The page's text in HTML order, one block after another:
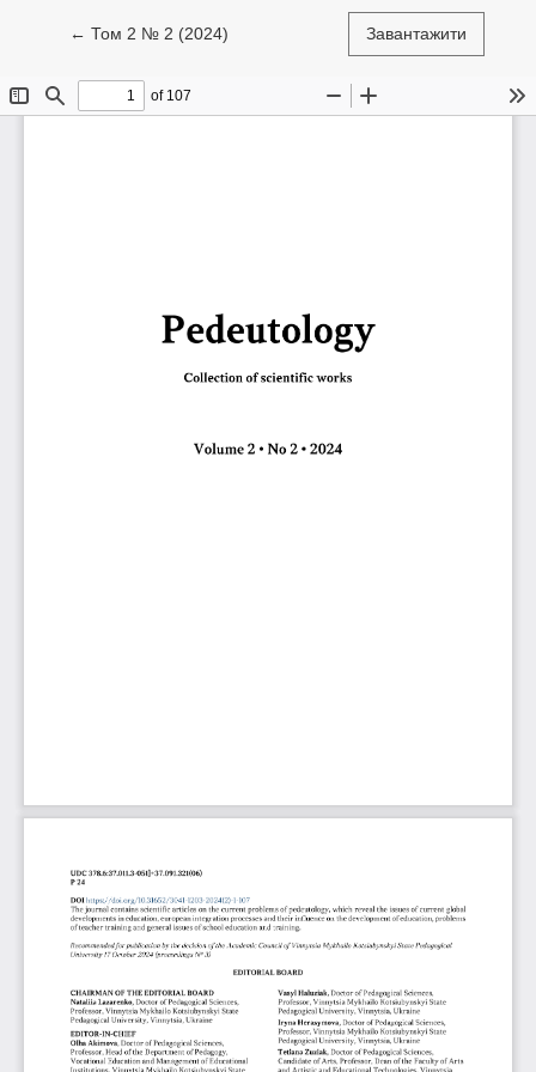
← Повернутися до подробиць статті
Том 2 № 2 (2024) Завантажити